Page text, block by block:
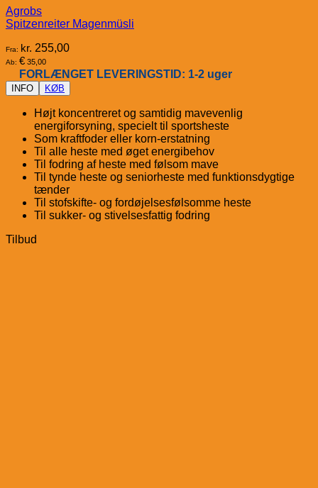
Agrobs
Spitzenreiter Magenmüsli
Fra: kr. 255,00
Ab: € 35,00
FORLÆNGET LEVERINGSTID: 1-2 uger
INFO KØB
Højt koncentreret og samtidig mavevenlig
energiforsyning, specielt til sportsheste
Som kraftfoder eller korn-erstatning
Til alle heste med øget energibehov
Til fodring af heste med følsom mave
Til tynde heste og seniorheste med funktionsdygtige
tænder
Til stofskifte- og fordøjelsesfølsomme heste
Til sukker- og stivelsesfattig fodring
Tilbud